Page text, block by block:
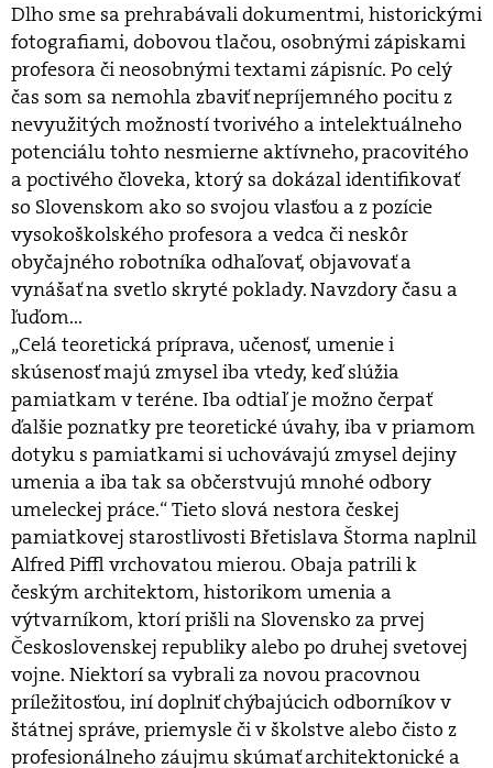
Dlho sme sa prehrabávali dokumentmi, historickými
fotografiami, dobovou tlačou, osobnými zápiskami
profesora či neosobnými textami zápisníc. Po celý
čas som sa nemohla zbaviť nepríjemného pocitu z
nevyužitých možností tvorivého a intelektuálneho
potenciálu tohto nesmierne aktívneho, pracovitého
a poctivého človeka, ktorý sa dokázal identifikovať
so Slovenskom ako so svojou vlasťou a z pozície
vysokoškolského profesora a vedca či neskôr
obyčajného robotníka odhaľovať, objavovať a
vynášať na svetlo skryté poklady. Navzdory času a
ľuďom...
„Celá teoretická príprava, učenosť, umenie i
skúsenosť majú zmysel iba vtedy, keď slúžia
pamiatkam v teréne. Iba odtiaľ je možno čerpať
ďalšie poznatky pre teoretické úvahy, iba v priamom
dotyku s pamiatkami si uchovávajú zmysel dejiny
umenia a iba tak sa občerstvujú mnohé odbory
umeleckej práce.“ Tieto slová nestora českej
pamiatkovej starostlivosti Břetislava Štorma naplnil
Alfred Piffl vrchovatou mierou. Obaja patrili k
českým architektom, historikom umenia a
výtvarníkom, ktorí prišli na Slovensko za prvej
Československej republiky alebo po druhej svetovej
vojne. Niektorí sa vybrali za novou pracovnou
príležitosťou, iní doplniť chýbajúcich odborníkov v
štátnej správe, priemysle či v školstve alebo čisto z
profesionálneho záujmu skúmať architektonické a